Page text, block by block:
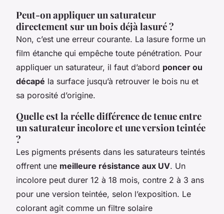
Peut-on appliquer un saturateur
directement sur un bois déjà lasuré ?
Non, c’est une erreur courante. La lasure forme un
film étanche qui empêche toute pénétration. Pour
appliquer un saturateur, il faut d’abord poncer ou
décapé la surface jusqu’à retrouver le bois nu et
sa porosité d’origine.
Quelle est la réelle différence de tenue entre
un saturateur incolore et une version teintée
?
Les pigments présents dans les saturateurs teintés
offrent une meilleure résistance aux UV. Un
incolore peut durer 12 à 18 mois, contre 2 à 3 ans
pour une version teintée, selon l’exposition. Le
colorant agit comme un filtre solaire